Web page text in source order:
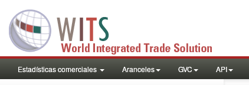
Estadísticas comerciales Aranceles GVC API